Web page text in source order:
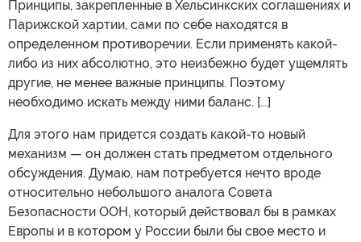
Принципы, закрепленные в Хельсинкских соглашениях и
Парижской хартии, сами по себе находятся в
определенном противоречии. Если применять какой-
либо из них абсолютно, это неизбежно будет ущемлять
другие, не менее важные принципы. Поэтому
необходимо искать между ними баланс. [...]
Для этого нам придется создать какой-то новый
механизм — он должен стать предметом отдельного
обсуждения. Думаю, нам потребуется нечто вроде
относительно небольшого аналога Совета
Безопасности ООН, который действовал бы в рамках
Европы и в котором у России были бы свое место и